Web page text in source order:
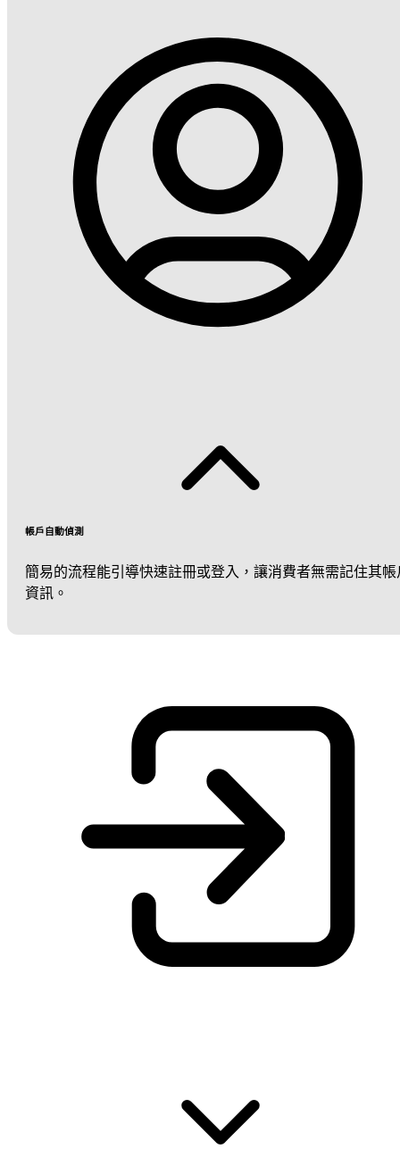
帳戶自動偵測
簡易的流程能引導快速註冊或登入，讓消費者無需記住其帳
資訊。